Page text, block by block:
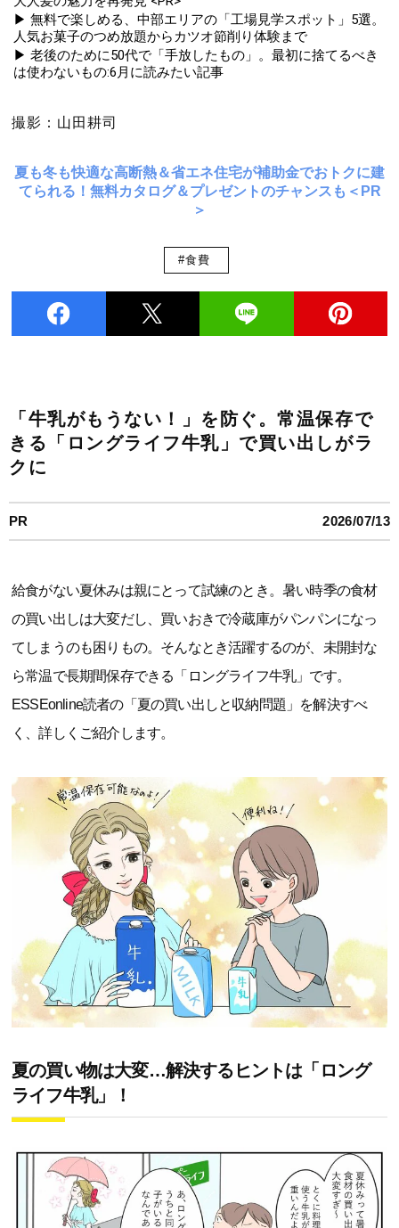
▶ 無料で楽しめる、中部エリアの「工場見学スポット」5選。
人気お菓子のつめ放題からカツオ節削り体験まで
▶ 老後のために50代で「手放したもの」。最初に捨てるべき
は使わないもの:6月に読みたい記事
撮影：山田耕司
夏も冬も快適な高断熱＆省エネ住宅が補助金でおトクに建
てられる！無料カタログ＆プレゼントのチャンスも＜PR
＞
#食費
「牛乳がもうない！」を防ぐ。常温保存で
きる「ロングライフ牛乳」で買い出しがラ
クに
PR 2026/07/13
給食がない夏休みは親にとって試練のとき。暑い時季の食材
の買い出しは大変だし、買いおきで冷蔵庫がパンパンになっ
てしまうのも困りもの。そんなとき活躍するのが、未開封な
ら常温で長期間保存できる「ロングライフ牛乳」です。
ESSEonline読者の「夏の買い出しと収納問題」を解決すべ
く、詳しくご紹介します。
夏の買い物は大変…解決するヒントは「ロング
ライフ牛乳」！